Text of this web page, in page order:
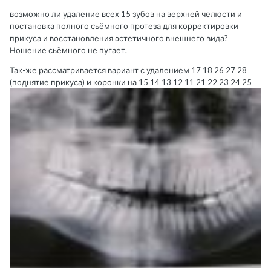
возможно ли удаление всех 15 зубов на верхней челюсти и
постановка полного сьёмного протеза для корректировки
прикуса и восстановления эстетичного внешнего вида?
Ношение сьёмного не пугает.
Так-же рассматривается вариант с удалением 17 18 26 27 28
(поднятие прикуса) и коронки на 15 14 13 12 11 21 22 23 24 25